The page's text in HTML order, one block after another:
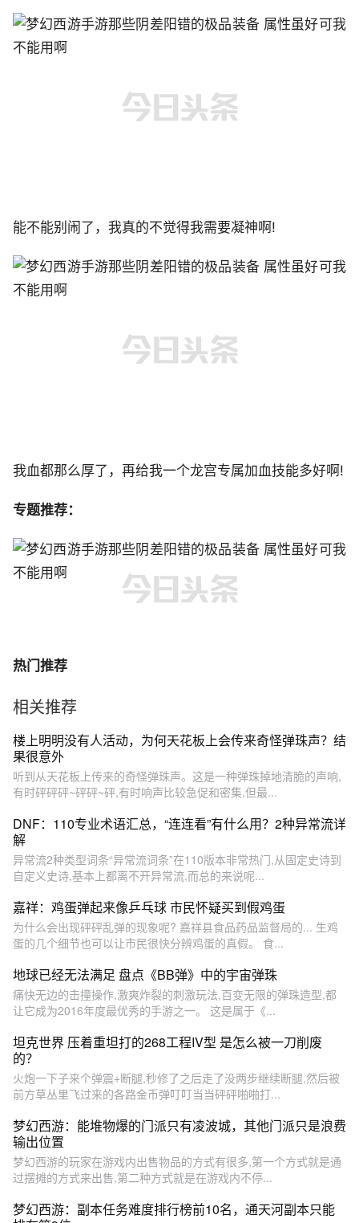
能不能别闹了，我真的不觉得我需要凝神啊!
我血都那么厚了，再给我一个龙宫专属加血技能多好啊!
专题推荐：
热门推荐
相关推荐
楼上明明没有人活动，为何天花板上会传来奇怪弹珠声？结
果很意外
听到从天花板上传来的奇怪弹珠声。这是一种弹珠掉地清脆的声响,
有时砰砰砰~砰砰~砰,有时响声比较急促和密集,但最...
DNF：110专业术语汇总，“连连看”有什么用？2种异常流详
解
异常流2种类型词条“异常流词条”在110版本非常热门,从固定史诗到
自定义史诗,基本上都离不开异常流,而总的来说呢...
嘉祥：鸡蛋弹起来像乒乓球 市民怀疑买到假鸡蛋
为什么会出现砰砰乱弹的现象呢? 嘉祥县食品药品监督局的... 生鸡
蛋的几个细节也可以让市民很快分辨鸡蛋的真假。 食...
地球已经无法满足 盘点《BB弹》中的宇宙弹珠
痛快无边的击撞操作,激爽炸裂的刺激玩法,百变无限的弹珠造型,都
让它成为2016年度最优秀的手游之一。 这是属于《...
坦克世界 压着重坦打的268工程IV型 是怎么被一刀削废
的？
火炮一下子来个弹震+断腿,秒修了之后走了没两步继续断腿,然后被
前方草丛里飞过来的各路金币弹叮叮当当砰砰啪啪打...
梦幻西游：能堆物爆的门派只有凌波城，其他门派只是浪费
输出位置
梦幻西游的玩家在游戏内出售物品的方式有很多,第一个方式就是通
过摆摊的方式来出售,第二种方式就是在游戏内不停...
梦幻西游：副本任务难度排行榜前10名，通天河副本只能